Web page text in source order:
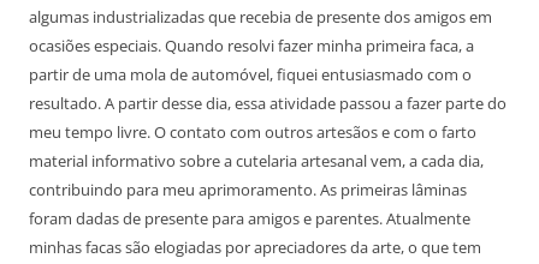
algumas industrializadas que recebia de presente dos amigos em
ocasiões especiais. Quando resolvi fazer minha primeira faca, a
partir de uma mola de automóvel, fiquei entusiasmado com o
resultado. A partir desse dia, essa atividade passou a fazer parte do
meu tempo livre. O contato com outros artesãos e com o farto
material informativo sobre a cutelaria artesanal vem, a cada dia,
contribuindo para meu aprimoramento. As primeiras lâminas
foram dadas de presente para amigos e parentes. Atualmente
minhas facas são elogiadas por apreciadores da arte, o que tem